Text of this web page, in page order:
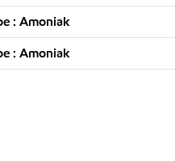
: Amoniak
: Amoniak